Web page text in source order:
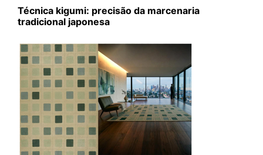
Técnica kigumi: precisão da marcenaria
tradicional japonesa